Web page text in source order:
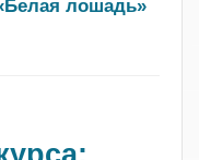
лошадь»